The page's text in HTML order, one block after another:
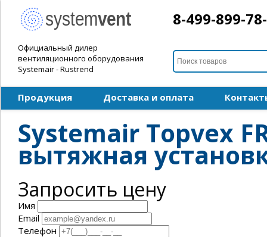
Официальный дилер
вентиляционного оборудования
Systemair - Rustrend
8-499-899-
Продукция Доставка и оплата
Systemair Topvex
вытяжная
Запросить цену
Имя
Email
Телефон